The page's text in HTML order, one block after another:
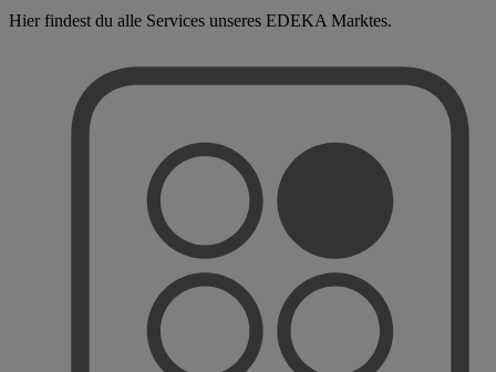
Hier findest du alle Services unseres EDEKA Marktes.